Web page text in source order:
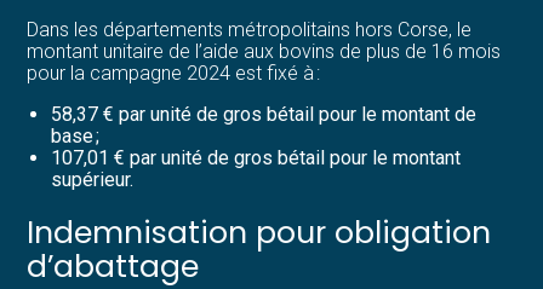
Dans les départements métropolitains hors Corse, le
montant unitaire de l’aide aux bovins de plus de 16 mois
pour la campagne 2024 est fixé à :
58,37 € par unité de gros bétail pour le montant de
base ;
107,01 € par unité de gros bétail pour le montant
supérieur.
Indemnisation pour obligation
d’abattage